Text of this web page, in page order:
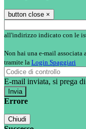
button close ×
all'indirizzo indicato con le
Non hai una e-mail associata
tramite la Login Spaggiari
E-mail inviata, si prega
Errore
Chiudi